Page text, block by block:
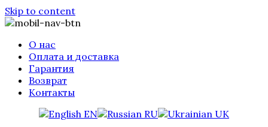
Skip to content
О нас
Оплата и доставка
Гарантия
Возврат
Контакты
EN
RU
UK